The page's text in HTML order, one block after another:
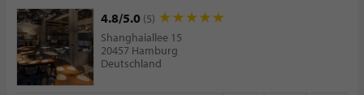
4.8/5.0 (5)
Shanghaiallee 15
20457 Hamburg
Deutschland